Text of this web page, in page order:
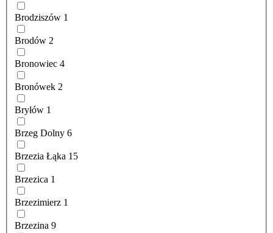
Brodziszów 1
Brodów 2
Bronowiec 4
Bronówek 2
Bryłów 1
Brzeg Dolny 6
Brzezia Łąka 15
Brzezica 1
Brzezimierz 1
Brzezina 9